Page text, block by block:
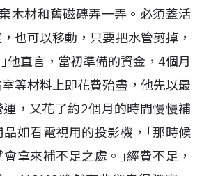
木材和舊磁磚弄一弄。必須蓋活
也可以移動，只要把水管剪掉，
他直言，當初準備的資金，4個月
等材料上即花費殆盡，他先以最
，又花了約2個月的時間慢慢補
如看電視用的投影機，｢那時候
拿來補不足之處。｣經費不足，